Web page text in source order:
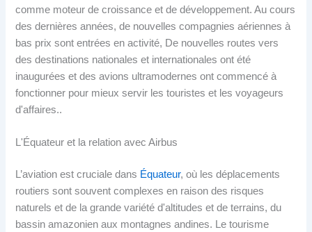
comme moteur de croissance et de développement. Au cours
des dernières années, de nouvelles compagnies aériennes à
bas prix sont entrées en activité, De nouvelles routes vers
des destinations nationales et internationales ont été
inaugurées et des avions ultramodernes ont commencé à
fonctionner pour mieux servir les touristes et les voyageurs
d'affaires..
L'Équateur et la relation avec Airbus
L’aviation est cruciale dans Équateur, où les déplacements
routiers sont souvent complexes en raison des risques
naturels et de la grande variété d'altitudes et de terrains, du
bassin amazonien aux montagnes andines. Le tourisme